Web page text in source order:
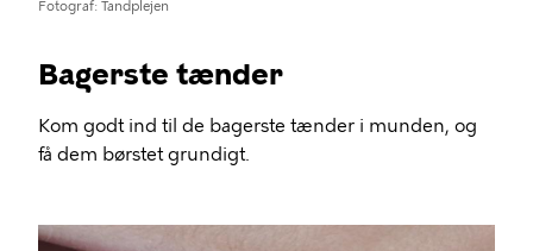
Fotograf Tandplejen
Bagerste tænder
Kom godt ind til de bagerste tænder i munden, og
få dem børstet grundigt.
Billede